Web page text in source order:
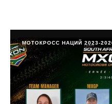
МОТОКРОСС НАЦИЙ 2023-